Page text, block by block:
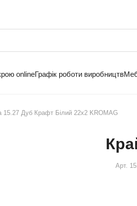
onlineГрафік роботи виробництв
15.27 Дуб Крафт Білий 22х2 KROMAG
Арт.